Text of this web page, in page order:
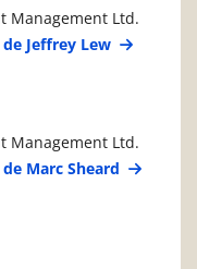
Management Ltd.
Jeffrey Lew
Management Ltd.
Marc Sheard